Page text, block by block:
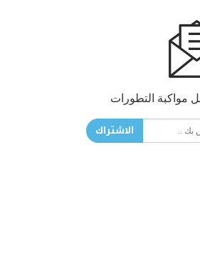
مواكبة التطورات
الاشتراك